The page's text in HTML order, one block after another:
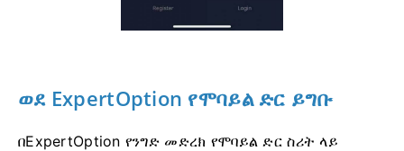
ወደ ExpertOption የሞባይል ድር ይግቡ
በExpertOption የንግድ መድረክ የሞባይል ድር ስሪት ላይ